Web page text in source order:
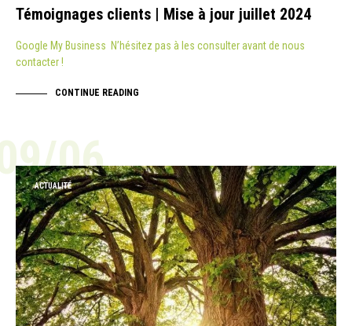
Témoignages clients | Mise à jour juillet 2024
Google My Business N’hésitez pas à les consulter avant de nous
contacter !
CONTINUE READING
06
ACTUALITÉ